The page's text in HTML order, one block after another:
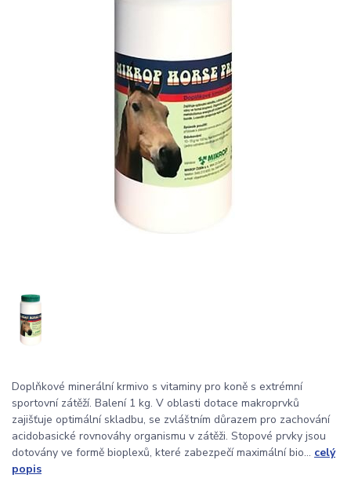
Doplňkové minerální krmivo s vitaminy pro koně s extrémní
sportovní zátěží. Balení 1 kg. V oblasti dotace makroprvků
zajišťuje optimální skladbu, se zvláštním důrazem pro zachování
acidobasické rovnováhy organismu v zátěži. Stopové prvky jsou
dotovány ve formě bioplexů, které zabezpečí maximální bio... celý
popis